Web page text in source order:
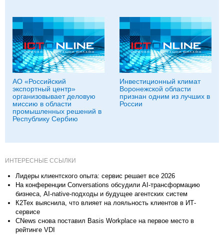
АО «Российский
экспортный центр»
организовывает деловую
миссию в области
промышленных решений в
Республику Сербию
Инвестиционный климат
Воронежской области
признан одним из лучших в
России
ИНТЕРЕСНЫЕ ССЫЛКИ
Лидеры клиентского опыта: сервис решает все 2026
На конференции Conversations обсудили AI-трансформацию
бизнеса, AI-native-подходы и будущее агентских систем
К2Тех выяснила, что влияет на лояльность клиентов в ИТ-
сервисе
CNews снова поставил Basis Workplace на первое место в
рейтинге VDI